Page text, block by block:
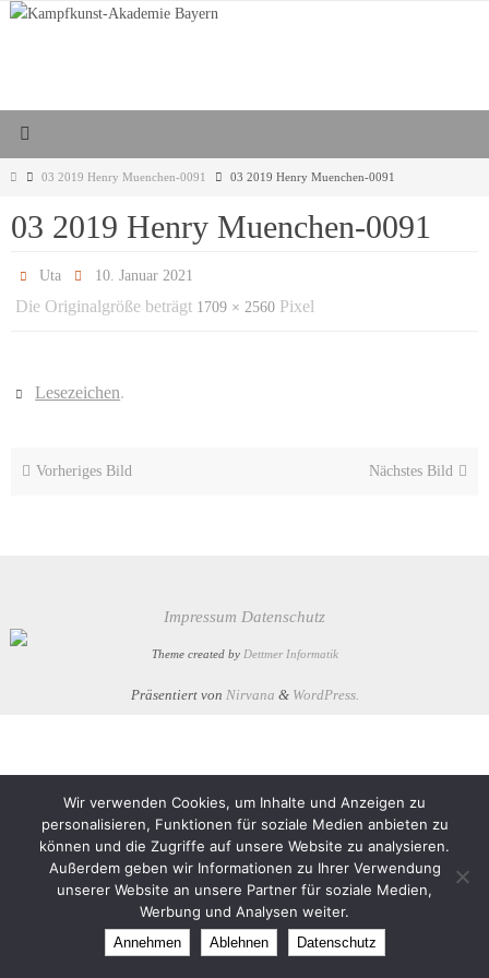
Zum
Start03 2019 Henry Muenchen-0091 03 2019 Henry Muenchen-0091
03 2019 Henry Muenchen-0091
Uta 10. Januar 2021
Die Originalgröße beträgt 1709 × 2560 Pixel
Lesezeichen.
Vorheriges Bild Nächstes Bild
Impressum Datenschutz
Theme created by Dettmer Informatik
Präsentiert von Nirvana & WordPress.
Wir verwenden Cookies, um Inhalte und Anzeigen zu
personalisieren, Funktionen für soziale Medien anbieten zu
können und die Zugriffe auf unsere Website zu analysieren.
Außerdem geben wir Informationen zu Ihrer Verwendung
unserer Website an unsere Partner für soziale Medien,
Werbung und Analysen weiter.
Annehmen Ablehnen Datenschutz